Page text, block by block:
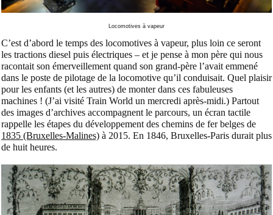
Locomotives à vapeur
C’est d’abord le temps des locomotives à vapeur, plus loin ce seront
les tractions diesel puis électriques – et je pense à mon père qui nous
racontait son émerveillement quand son grand-père l’avait emmené
dans le poste de pilotage de la locomotive qu’il conduisait. Quel plaisir
pour les enfants (et les autres) de monter dans ces fabuleuses
machines ! (J’ai visité Train World un mercredi après-midi.) Partout
des images d’archives accompagnent le parcours, un écran tactile
rappelle les étapes du développement des chemins de fer belges de
1835 (Bruxelles-Malines) à 2015. En 1846, Bruxelles-Paris durait plus
de huit heures.